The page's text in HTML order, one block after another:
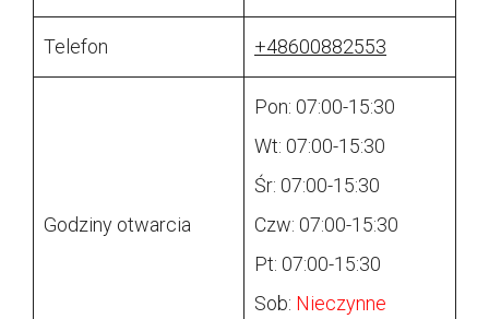
Telefon +48600882553
Godziny otwarcia
Pon: 07:00-15:30
Wt: 07:00-15:30
Śr: 07:00-15:30
Czw: 07:00-15:30
Pt: 07:00-15:30
Sob: Nieczynne